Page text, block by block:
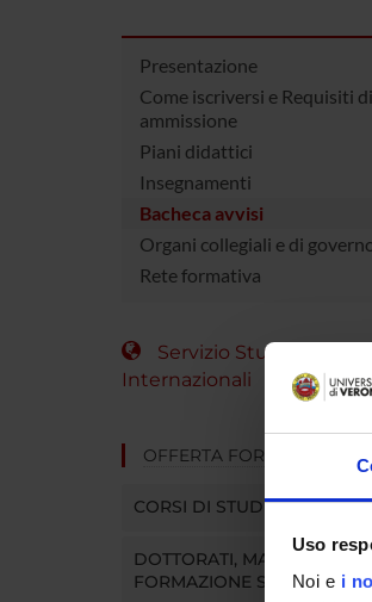
Uso
Noi e i
Presentazione
Come iscriversi e Requisiti di
ammissione
Piani didattici
Insegnamenti
Bacheca avvisi
Organi collegiali e di
Rete formativa
Servizio Studenti
Internazionali
OFFERTA FORMATIVA
CORSI DI STUDIO
DOTTORATI, MASTER E
FORMAZIONE SUPERIORE